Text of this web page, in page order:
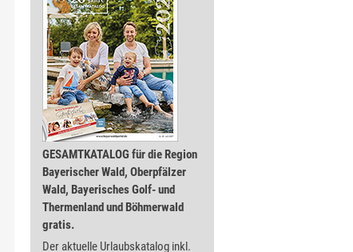
GESAMTKATALOG für die Region
Bayerischer Wald, Oberpfälzer
Wald, Bayerisches Golf- und
Thermenland und Böhmerwald
gratis.
Der aktuelle Urlaubskatalog inkl.